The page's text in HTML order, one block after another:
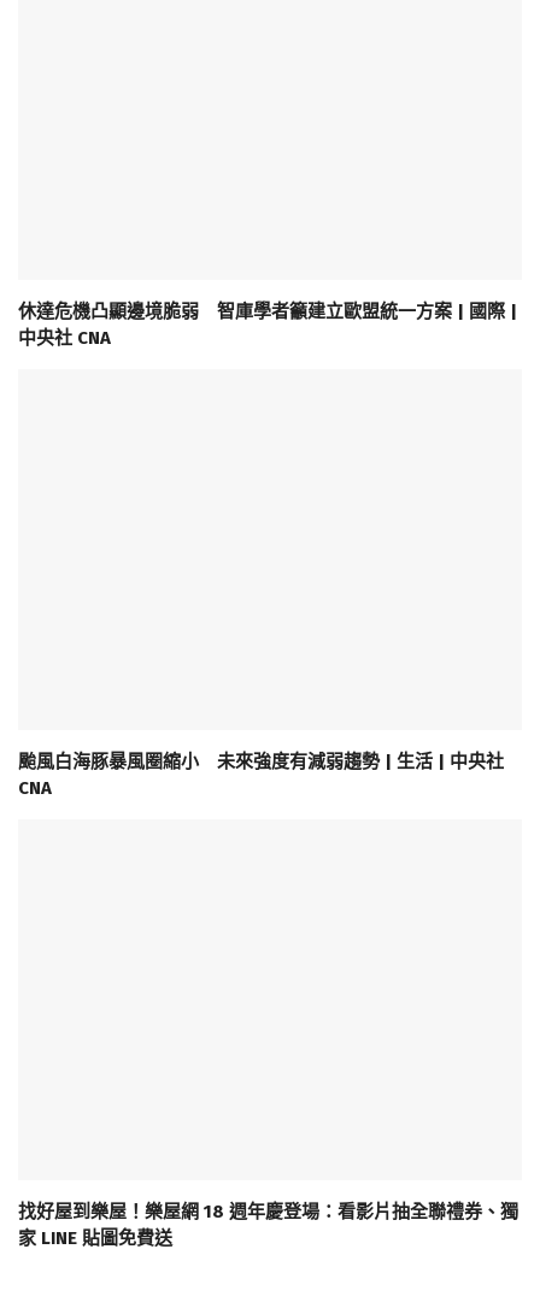
休達危機凸顯邊境脆弱 智庫學者籲建立歐盟統一方案 | 國際 |
中央社 CNA
颱風白海豚暴風圈縮小 未來強度有減弱趨勢 | 生活 | 中央社
CNA
找好屋到樂屋！樂屋網 18 週年慶登場：看影片抽全聯禮券、獨
家 LINE 貼圖免費送